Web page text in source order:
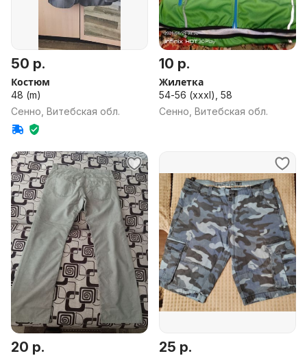
50 р.
Костюм
48 (m)
Сенно, Витебская обл.
10 р.
Жилетка
54-56 (xxxl), 58
Сенно, Витебская обл.
20 р. 25 р.